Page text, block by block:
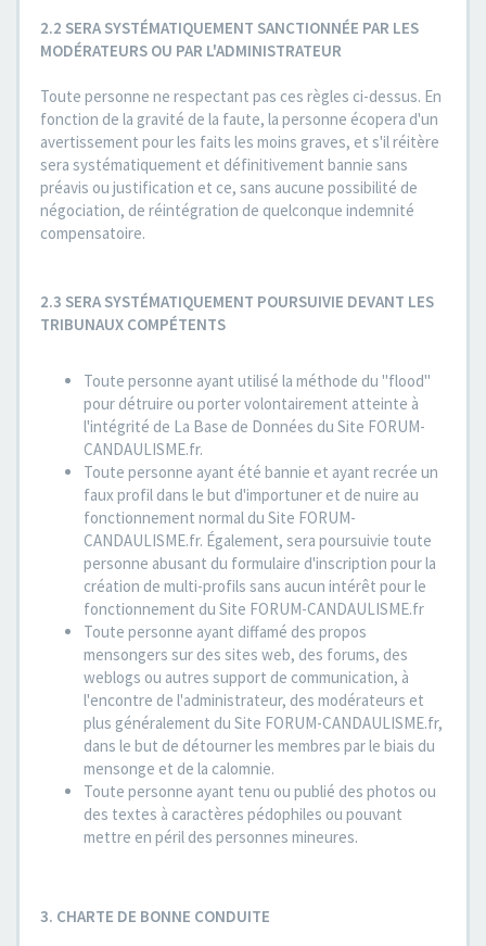
2.2 SERA SYSTÉMATIQUEMENT SANCTIONNÉE PAR LES
MODÉRATEURS OU PAR L'ADMINISTRATEUR
Toute personne ne respectant pas ces règles ci-dessus. En
fonction de la gravité de la faute, la personne écopera d'un
avertissement pour les faits les moins graves, et s'il réitère
sera systématiquement et définitivement bannie sans
préavis ou justification et ce, sans aucune possibilité de
négociation, de réintégration de quelconque indemnité
compensatoire.
2.3 SERA SYSTÉMATIQUEMENT POURSUIVIE DEVANT LES
TRIBUNAUX COMPÉTENTS
Toute personne ayant utilisé la méthode du "flood"
pour détruire ou porter volontairement atteinte à
l'intégrité de La Base de Données du Site FORUM-
CANDAULISME.fr.
Toute personne ayant été bannie et ayant recrée un
faux profil dans le but d'importuner et de nuire au
fonctionnement normal du Site FORUM-
CANDAULISME.fr. Également, sera poursuivie toute
personne abusant du formulaire d'inscription pour la
création de multi-profils sans aucun intérêt pour le
fonctionnement du Site FORUM-CANDAULISME.fr
Toute personne ayant diffamé des propos
mensongers sur des sites web, des forums, des
weblogs ou autres support de communication, à
l'encontre de l'administrateur, des modérateurs et
plus généralement du Site FORUM-CANDAULISME.fr,
dans le but de détourner les membres par le biais du
mensonge et de la calomnie.
Toute personne ayant tenu ou publié des photos ou
des textes à caractères pédophiles ou pouvant
mettre en péril des personnes mineures.
3. CHARTE DE BONNE CONDUITE